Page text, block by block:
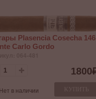
Plasencia Cosecha 146
Carlo Gordo
1800
КУПИТЬ
Нет в наличии